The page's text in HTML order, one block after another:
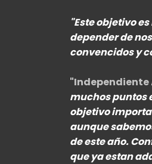
"Este objetivo
depender de
convencidos y
"Independiente
muchos puntos
objetivo
aunque
de este año.
que ya estan